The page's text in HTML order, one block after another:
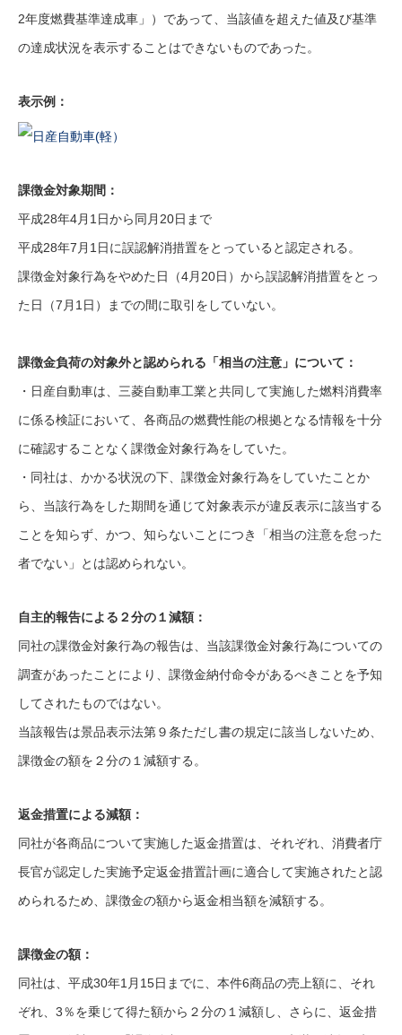
2年度燃費基準達成車」）であって、当該値を超えた値及び基準
の達成状況を表示することはできないものであった。
表示例：
課徴金対象期間：
平成28年4月1日から同月20日まで
平成28年7月1日に誤認解消措置をとっていると認定される。
課徴金対象行為をやめた日（4月20日）から誤認解消措置をとっ
た日（7月1日）までの間に取引をしていない。
課徴金負荷の対象外と認められる「相当の注意」について：
・日産自動車は、三菱自動車工業と共同して実施した燃料消費率
に係る検証において、各商品の燃費性能の根拠となる情報を十分
に確認することなく課徴金対象行為をしていた。
・同社は、かかる状況の下、課徴金対象行為をしていたことか
ら、当該行為をした期間を通じて対象表示が違反表示に該当する
ことを知らず、かつ、知らないことにつき「相当の注意を怠った
者でない」とは認められない。
自主的報告による２分の１減額：
同社の課徴金対象行為の報告は、当該課徴金対象行為についての
調査があったことにより、課徴金納付命令があるべきことを予知
してされたものではない。
当該報告は景品表示法第９条ただし書の規定に該当しないため、
課徴金の額を２分の１減額する。
返金措置による減額：
同社が各商品について実施した返金措置は、それぞれ、消費者庁
長官が認定した実施予定返金措置計画に適合して実施されたと認
められるため、課徴金の額から返金相当額を減額する。
課徴金の額：
同社は、平成30年1月15日までに、本件6商品の売上額に、それ
ぞれ、3％を乗じて得た額から２分の１減額し、さらに、返金措